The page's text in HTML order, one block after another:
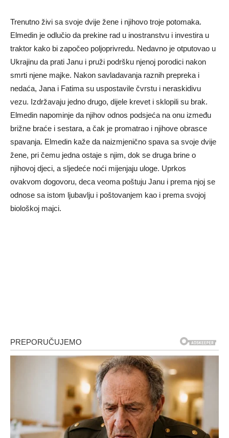
Trenutno živi sa svoje dvije žene i njihovo troje potomaka.
Elmedin je odlučio da prekine rad u inostranstvu i investira u
traktor kako bi započeo poljoprivredu. Nedavno je otputovao u
Ukrajinu da prati Janu i pruži podršku njenoj porodici nakon
smrti njene majke. Nakon savladavanja raznih prepreka i
nedaća, Jana i Fatima su uspostavile čvrstu i neraskidivu
vezu. Izdržavaju jedno drugo, dijele krevet i sklopili su brak.
Elmedin napominje da njihov odnos podsjeća na onu između
brižne braće i sestara, a čak je promatrao i njihove obrasce
spavanja. Elmedin kaže da naizmjenično spava sa svoje dvije
žene, pri čemu jedna ostaje s njim, dok se druga brine o
njihovoj djeci, a sljedeće noći mijenjaju uloge. Uprkos
ovakvom dogovoru, deca veoma poštuju Janu i prema njoj se
odnose sa istom ljubavlju i poštovanjem kao i prema svojoj
biološkoj majci.